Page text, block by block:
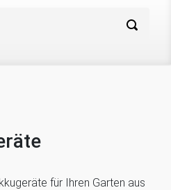
für Ihren Garten aus